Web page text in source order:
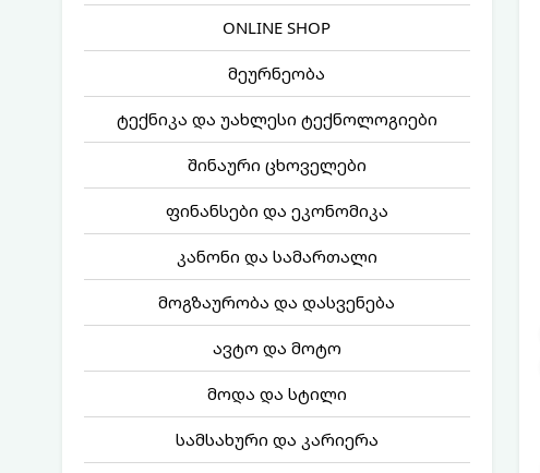
ONLINE SHOP
მეურნეობა
ტექნიკა და უახლესი ტექნოლოგიები
შინაური ცხოველები
ფინანსები და ეკონომიკა
კანონი და სამართალი
მოგზაურობა და დასვენება
ავტო და მოტო
მოდა და სტილი
სამსახური და კარიერა